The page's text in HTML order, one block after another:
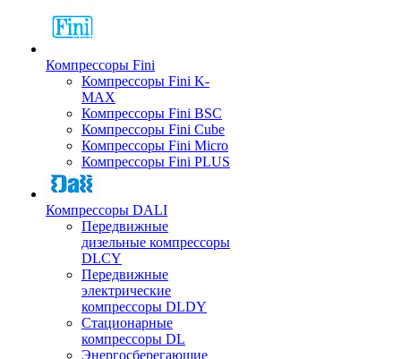
Компрессоры Fini
Компрессоры Fini K-
MAX
Компрессоры Fini BSC
Компрессоры Fini Cube
Компрессоры Fini Micro
Компрессоры Fini PLUS
Компрессоры DALI
Передвижные
дизельные компрессоры
DLCY
Передвижные
электрические
компрессоры DLDY
Стационарные
компрессоры DL
Энергосберегающие